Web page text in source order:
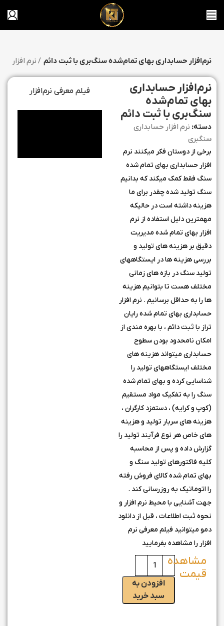
نرم‌افزار حسابداری بهای تمام‌شده سنگ‌بری با ثبت دائم
نرم‌افزار حسابداری
بهای تمام‌شده
سنگ‌بری با ثبت دائم
دسته: نرم افزار حسابداری
سنگبری
برخی از دوستان فکر میکنند نرم
افزار حسابداری بهای تمام شده
سنگ فقط کمک میکند که بدانیم
سنگ تولید شده چقدر برای ما
هزینه داشته است در حالیکه
مهمترین دلیل استفاده از نرم
افزار بهای تمام شده مدیریت
دقیق بر هزینه های تولید و
بررسی هزینه ها در ایستگاههای
تولید سنگ در بازه های زمانی
مختلف هست تا بتوانیم هزینه
ها را به حداقل برسانیم . نرم افزار
حسابداری بهای تمام شده رایان
تراز با ثبت دائم ، با بهره مندی از
امکان نامحدود بودن سطوح
حسابداری میتواند هزینه های
مختلف ایستگاههای تولید را
شناسایی کرده و بهای تمام شده
سنگ را به تفکیک مواد مستقیم
(کوپ و کرایه) ، دستمزد کارگران ،
هزینه های سربار تولید و هزینه
های خاص هر نوع فرآیند تولید را
گزارش داده و پس از محاسبه
کلیه فاکتورهای تولید سنگ و
بهای تمام شده کالای فروش رفته
را اتوماتیک به روزرسانی کند .
جهت آشنایی با محیط نرم افزار و
نحوه ثبت اطلاعات ، قبل از دانلود
دمو میتوانید فیلم معرفی نرم
افزار را مشاهده بفرمایید
افزودن به
سبد خرید
فیلم معرفی نرم‌افزار